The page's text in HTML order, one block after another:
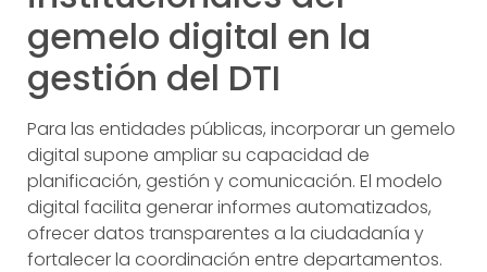
gemelo digital en la
gestión del DTI
Para las entidades públicas, incorporar un gemelo
digital supone ampliar su capacidad de
planificación, gestión y comunicación. El modelo
digital facilita generar informes automatizados,
ofrecer datos transparentes a la ciudadanía y
fortalecer la coordinación entre departamentos.